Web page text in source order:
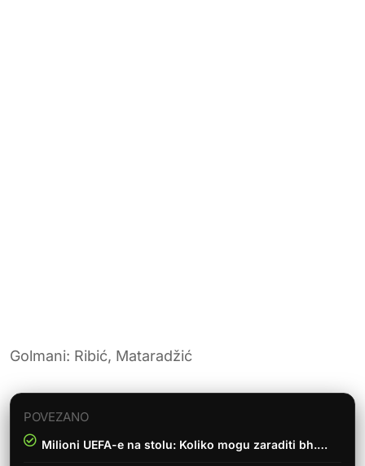
Golmani: Ribić, Mataradžić
POVEZANO
Milioni UEFA-e na stolu: Koliko mogu zaraditi bh.…